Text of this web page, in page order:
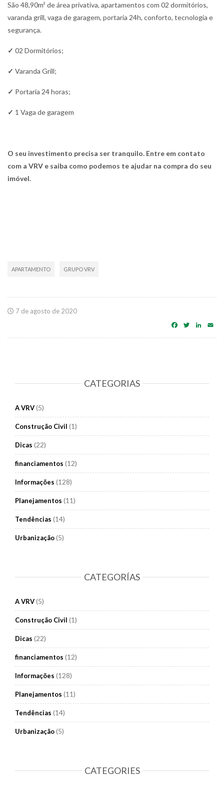
São 48,90m² de área privativa, apartamentos com 02 dormitórios,
varanda grill, vaga de garagem, portaria 24h, conforto, tecnologia e
segurança.
✓ 02 Dormitórios;
✓ Varanda Grill;
✓ Portaria 24 horas;
✓ 1 Vaga de garagem
O seu investimento precisa ser tranquilo. Entre em contato
com a VRV e saiba como podemos te ajudar na compra do seu
imóvel.
APARTAMENTO GRUPO VRV
7 de agosto de 2020
Facebook
Twitter
CATEGORIAS
A VRV(5)
Construção Civil (1)
Dicas (22)
financiamentos (12)
Informações (128)
Planejamentos (11)
Tendências (14)
Urbanização(5)
CATEGORÍAS
A VRV(5)
Construção Civil (1)
Dicas (22)
financiamentos (12)
Informações (128)
Planejamentos (11)
Tendências (14)
Urbanização(5)
CATEGORIES